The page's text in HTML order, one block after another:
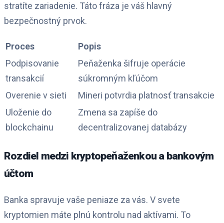
stratíte zariadenie. Táto fráza je váš hlavný
bezpečnostný prvok.
Proces
Popis
Podpisovanie
transakcií
Peňaženka šifruje operácie
súkromným kľúčom
Overenie v sieti
Mineri potvrdia platnosť transakcie
Uloženie do
blockchainu
Zmena sa zapíše do
decentralizovanej databázy
Rozdiel medzi kryptopeňaženkou a bankovým
účtom
Banka spravuje vaše peniaze za vás. V svete
kryptomien máte plnú kontrolu nad aktívami. To